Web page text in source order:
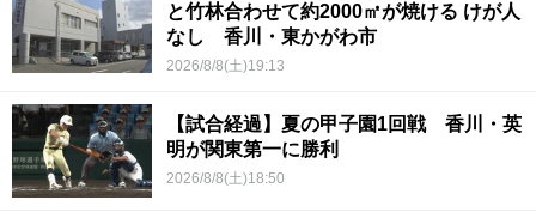
と竹林合わせて約2000㎡が焼ける けが人
なし 香川・東かがわ市
2026/8/8(土)19:13
【試合経過】夏の甲子園1回戦 香川・英
明が関東第一に勝利
2026/8/8(土)18:50